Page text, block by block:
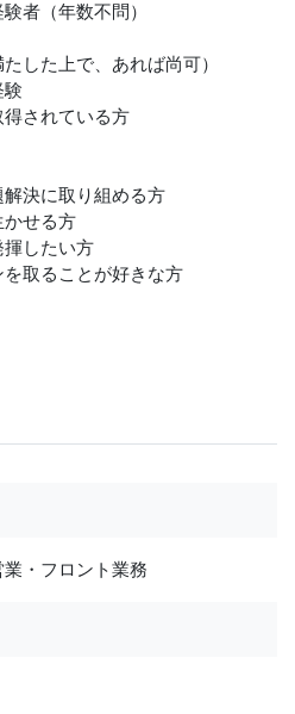
者（年数不問）
した上で、あれば尚可）
験
得されている方
解決に取り組める方
かせる方
揮したい方
を取ることが好きな方
・フロント業務